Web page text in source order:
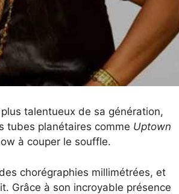
talentueux de sa génération,
tubes planétaires comme Uptown
à couper le souffle.
chorégraphies millimétrées, et
Grâce à son incroyable présence